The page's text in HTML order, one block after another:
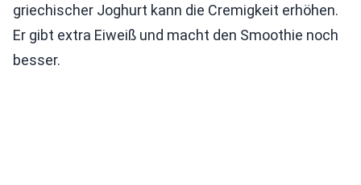
griechischer Joghurt kann die Cremigkeit erhöhen.
Er gibt extra Eiweiß und macht den Smoothie noch
besser.